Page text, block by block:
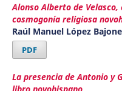
Alonso Alberto de
cosmogonía religiosa
Raúl Manuel López
PDF
La presencia de Antonio y
libro novohispano